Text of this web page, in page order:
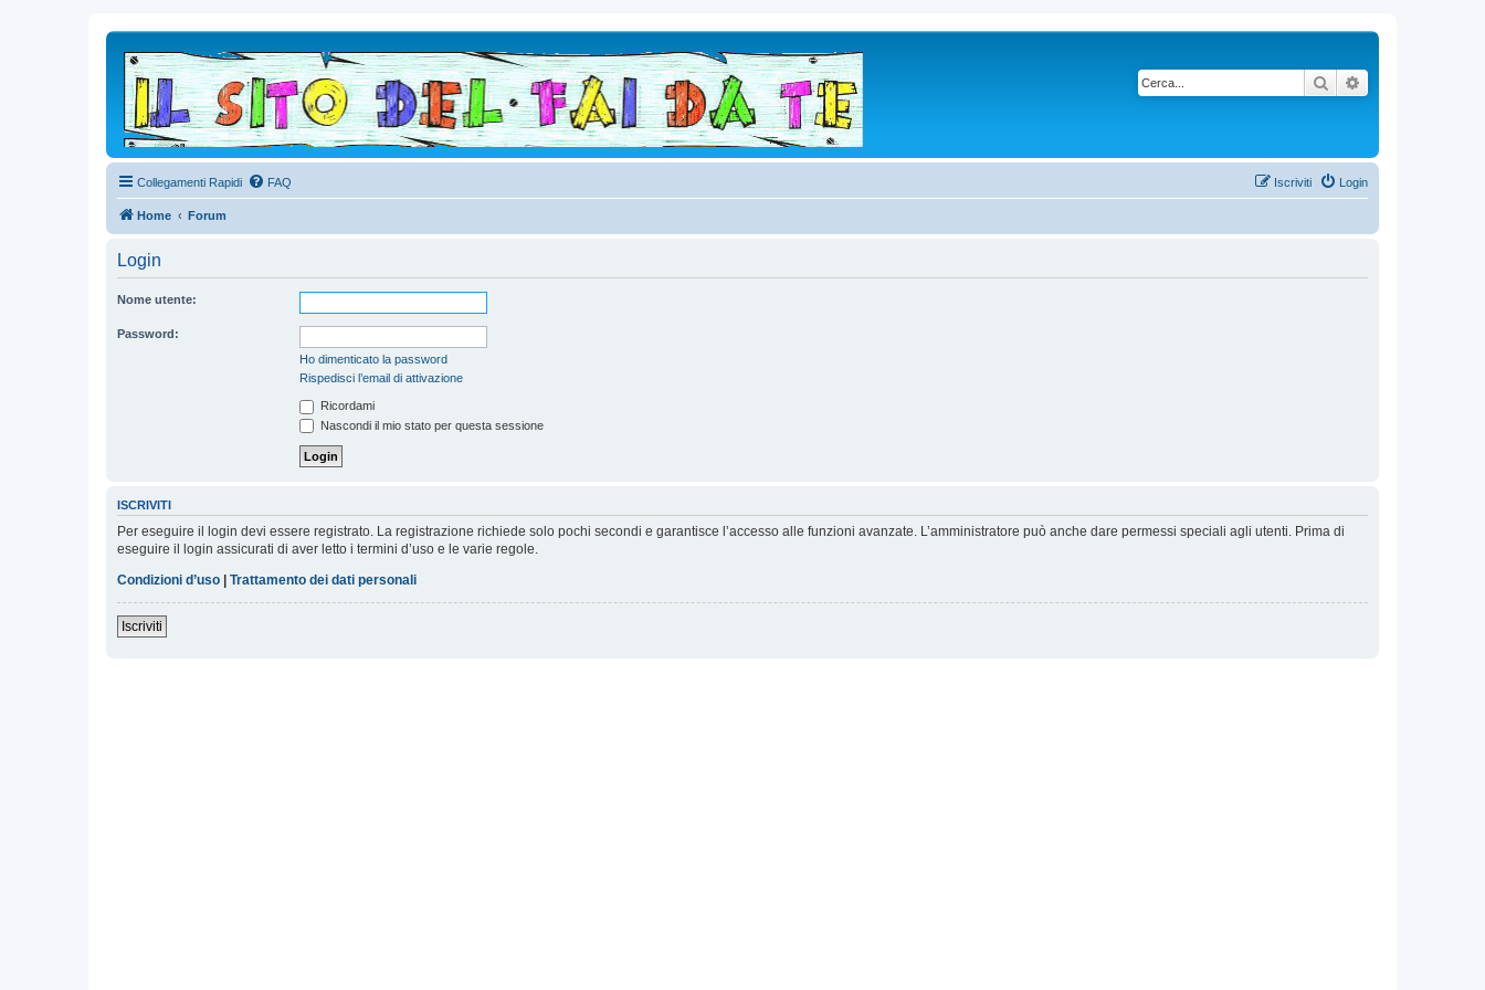
Cerca
Collegamenti Rapidi FAQ Login
Iscriviti
Home Forum
Login
Nome utente:
Password:
Ho dimenticato la password
Rispedisci l’email di attivazione
Ricordami
Nascondi il mio stato per questa sessione
ISCRIVITI
Per eseguire il login devi essere registrato. La registrazione richiede solo pochi secondi e garantisce l’accesso alle funzioni avanzate. L’amministratore può anche dare permessi speciali agli utenti. Prima di
eseguire il login assicurati di aver letto i termini d’uso e le varie regole.
Condizioni d’uso | Trattamento dei dati personali
Iscriviti